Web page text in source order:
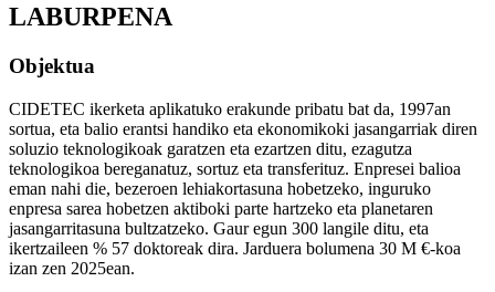
LABURPENA
Objektua
CIDETEC ikerketa aplikatuko erakunde pribatu bat da, 1997an
sortua, eta balio erantsi handiko eta ekonomikoki jasangarriak diren
soluzio teknologikoak garatzen eta ezartzen ditu, ezagutza
teknologikoa bereganatuz, sortuz eta transferituz. Enpresei balioa
eman nahi die, bezeroen lehiakortasuna hobetzeko, inguruko
enpresa sarea hobetzen aktiboki parte hartzeko eta planetaren
jasangarritasuna bultzatzeko. Gaur egun 300 langile ditu, eta
ikertzaileen % 57 doktoreak dira. Jarduera bolumena 30 M €-koa
izan zen 2025ean.